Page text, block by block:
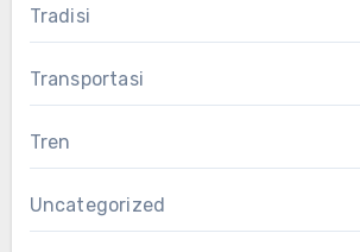
Tradisi
Transportasi
Tren
Uncategorized